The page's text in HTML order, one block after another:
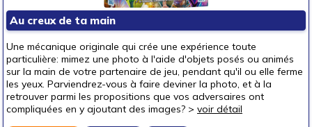
Puzzles & casse-têtes
un bébé (0-3 ans)
un p'tit bout (3-6 ans)
un junior (6-8 ans)
Au creux de ta main
Une mécanique originale qui crée une expérience toute
particulière: mimez une photo à l'aide d'objets posés ou animés
sur la main de votre partenaire de jeu, pendant qu'il ou elle ferme
les yeux. Parviendrez-vous à faire deviner la photo, et à la
retrouver parmi les propositions que vos adversaires ont
compliquées en y ajoutant des images? > voir détail